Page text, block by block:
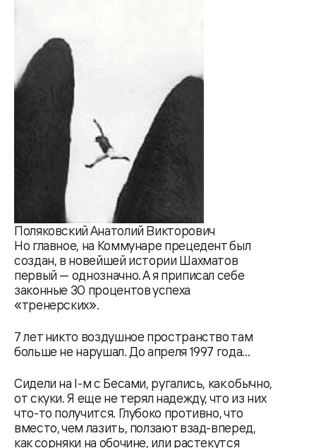
Поляковский Анатолий Викторович
Но главное, на Коммунаре прецедент был
создан, в новейшей истории Шахматов
первый — однозначно. А я приписал себе
законные 30 процентов успеха
«тренерских».
7 лет никто воздушное пространство там
больше не нарушал. До апреля 1997 года...
Сидели на I-м с Бесами, ругались, как обычно,
от скуки. Я еще не терял надежду, что из них
что-то получится. Глубоко противно, что
вместо, чем лазить, ползают взад-вперед,
как сорняки на обочине, или растекутся